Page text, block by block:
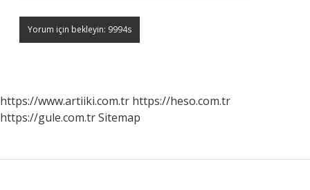
https://www.artiiki.com.tr https://heso.com.tr
https://gule.com.trSitemap